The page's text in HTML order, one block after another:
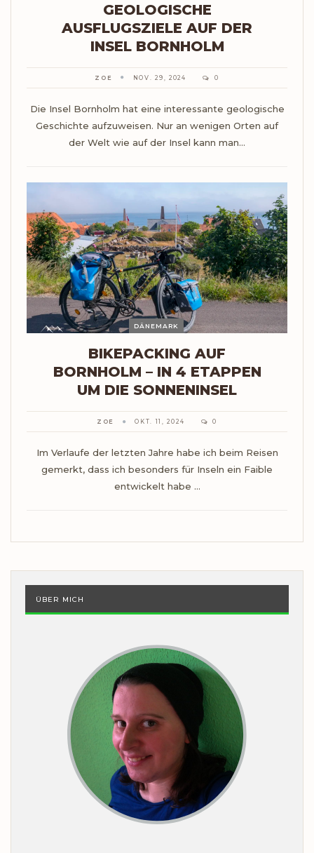
GEOLOGISCHE
AUSFLUGSZIELE AUF DER
INSEL BORNHOLM
ZOE NOV. 29, 2024 0
Die Insel Bornholm hat eine interessante geologische
Geschichte aufzuweisen. Nur an wenigen Orten auf
der Welt wie auf der Insel kann man…
DÄNEMARK
BIKEPACKING AUF
BORNHOLM – IN 4 ETAPPEN
UM DIE SONNENINSEL
ZOE OKT. 11, 2024 0
Im Verlaufe der letzten Jahre habe ich beim Reisen
gemerkt, dass ich besonders für Inseln ein Faible
entwickelt habe ...
ÜBER MICH